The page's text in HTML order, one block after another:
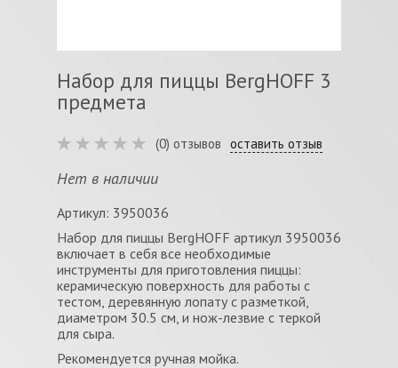
Набор для пиццы BergHOFF 3
предмета
(0) отзывов оставить отзыв
Нет в наличии
Артикул: 3950036
Набор для пиццы BergHOFF артикул 3950036
включает в себя все необходимые
инструменты для приготовления пиццы:
керамическую поверхность для работы с
тестом, деревянную лопату с разметкой,
диаметром 30.5 см, и нож-лезвие с теркой
для сыра.
Рекомендуется ручная мойка.